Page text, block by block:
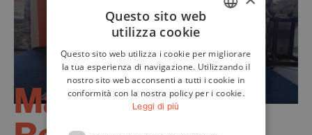
Masterclass
ENGLISH
Questo sito web
utilizza cookie
Questo sito web utilizza i cookie per migliorare
la tua esperienza di navigazione. Utilizzando il
nostro sito web acconsenti a tutti i cookie in
conformità con la nostra policy per i cookie.
Leggi di più